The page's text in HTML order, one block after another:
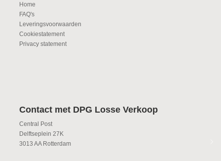
Home
FAQ's
Leveringsvoorwaarden
Cookiestatement
Privacy statement
Contact met DPG Losse Verkoop
Central Post
Delftseplein 27K
3013 AA Rotterdam